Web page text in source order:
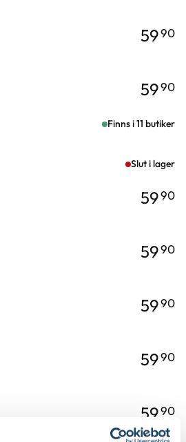
5990
5990
Finns i 11 butiker
Slut i lager
5990
5990
5990
5990
5990